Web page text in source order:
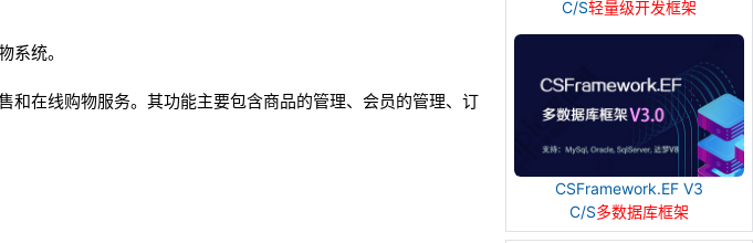
系统。
和在线购物服务。其功能主要包含商品的管理、会员的管理、订
C/S轻量级开发框架
CSFramework.EF V3
C/S多数据库框架